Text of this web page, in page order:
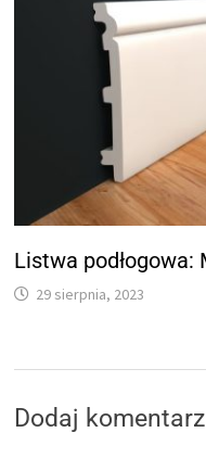
Listwa podłogowa:
29 sierpnia, 2023
Dodaj komentarz